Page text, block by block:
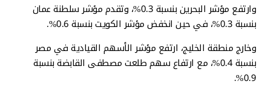
وارتفع مؤشر البحرين بنسبة 0.3%، وتقدم مؤشر سلطنة عمان
بنسبة 0.3%، في حين انخفض مؤشر الكويت بنسبة 0.6%.
وخارج منطقة الخليج، ارتفع مؤشر الأسهم القيادية في مصر
بنسبة 0.4%، مع ارتفاع سهم طلعت مصطفى القابضة بنسبة
0.9%.